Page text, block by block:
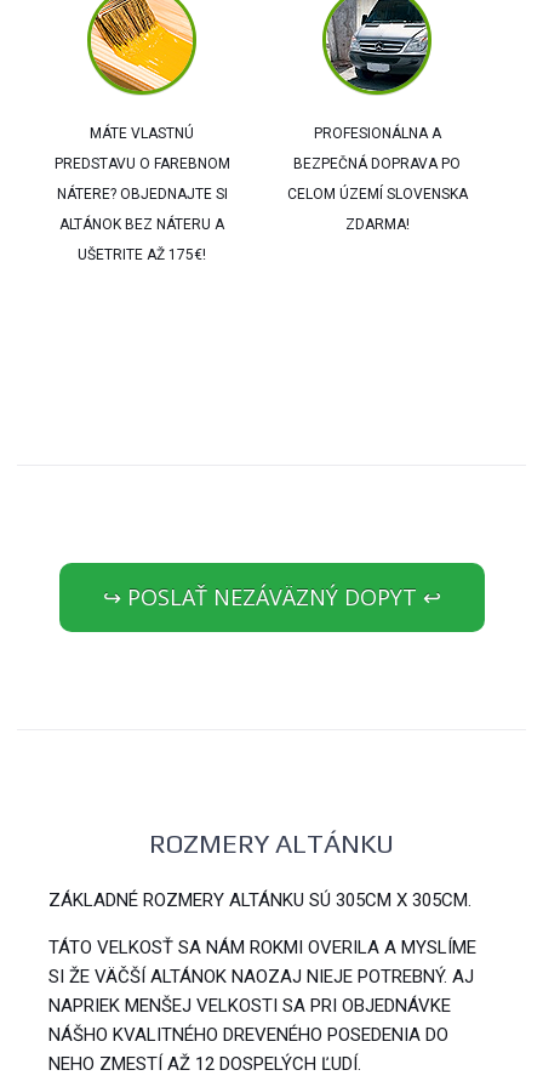
MÁTE VLASTNÚ
PREDSTAVU O FAREBNOM
NÁTERE? OBJEDNAJTE SI
ALTÁNOK BEZ NÁTERU A
UŠETRITE AŽ 175€!
PROFESIONÁLNA A
BEZPEČNÁ DOPRAVA PO
CELOM ÚZEMÍ SLOVENSKA
ZDARMA!
↪ POSLAŤ NEZÁVÄZNÝ DOPYT ↩
ROZMERY ALTÁNKU
ZÁKLADNÉ ROZMERY ALTÁNKU SÚ 305CM X 305CM.
TÁTO VELKOSŤ SA NÁM ROKMI OVERILA A MYSLÍME
SI ŽE VÄČŠÍ ALTÁNOK NAOZAJ NIEJE POTREBNÝ. AJ
NAPRIEK MENŠEJ VELKOSTI SA PRI OBJEDNÁVKE
NÁŠHO KVALITNÉHO DREVENÉHO POSEDENIA DO
NEHO ZMESTÍ AŽ 12 DOSPELÝCH ĽUDÍ.